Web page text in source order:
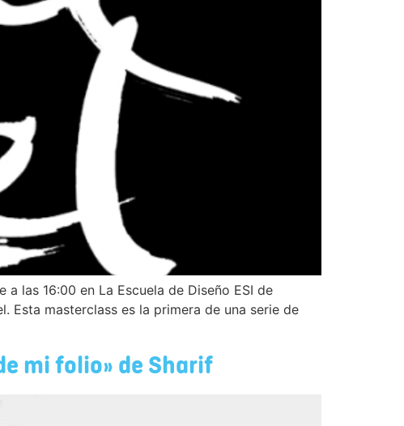
las 16:00 en La Escuela de Diseño ESI de
masterclass es la primera de una serie de
mi folio» de Sharif